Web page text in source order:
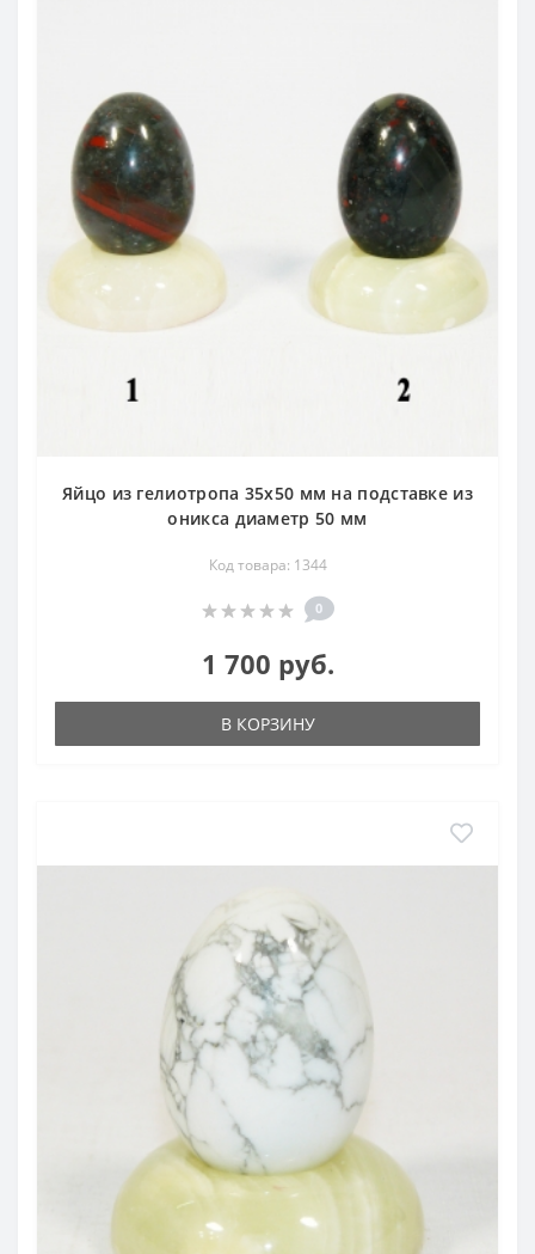
Яйцо из гелиотропа 35х50 мм на подставке из
оникса диаметр 50 мм
Код товара: 1344
0
1 700 руб.
В КОРЗИНУ